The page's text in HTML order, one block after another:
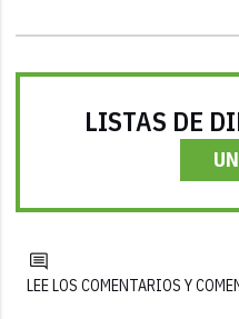
LISTAS DE
LEE LOS COMENTARIOS Y